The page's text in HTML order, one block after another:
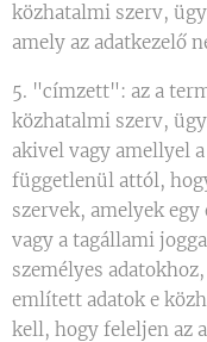
közhatalmi szerv,
amely az adatkezelő
5. "címzett": az a
közhatalmi szerv,
akivel vagy amellyel
függetlenül attól,
szervek, amelyek
vagy a tagállami
személyes
említett adatok e
kell, hogy feleljen az